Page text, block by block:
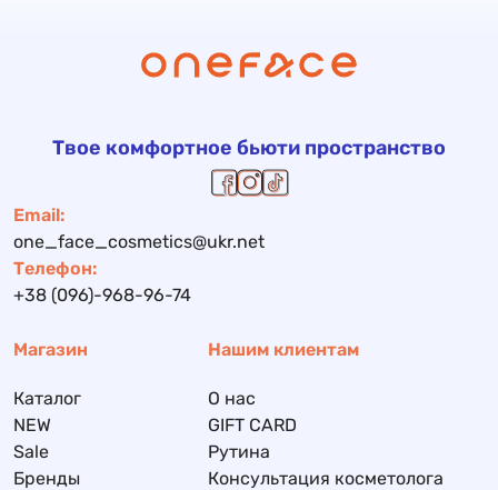
Твое комфортное бьюти пространство
Email:
one_face_cosmetics@ukr.net
Телефон:
+38 (096)-968-96-74
Магазин
Каталог
NEW
Sale
Бренды
Нашим клиентам
О нас
GIFT CARD
Рутина
Консультация косметолога